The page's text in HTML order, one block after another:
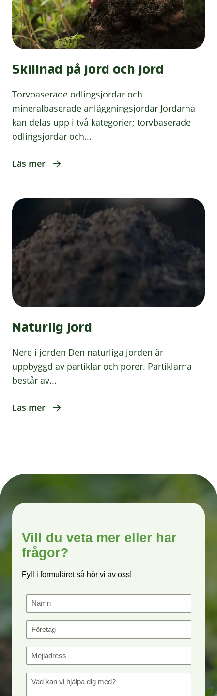
Skillnad på jord och jord
Torvbaserade odlingsjordar och
mineralbaserade anläggningsjordar Jordarna
kan delas upp i två kategorier; torvbaserade
odlingsjordar och...
Läs mer
Naturlig jord
Nere i jorden Den naturliga jorden är
uppbyggd av partiklar och porer. Partiklarna
består av...
Läs mer